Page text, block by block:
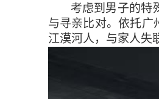
考虑到男子的特
与寻亲比对。依托广
江漠河人，与家人失